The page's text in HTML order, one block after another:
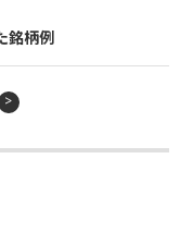
銘柄例